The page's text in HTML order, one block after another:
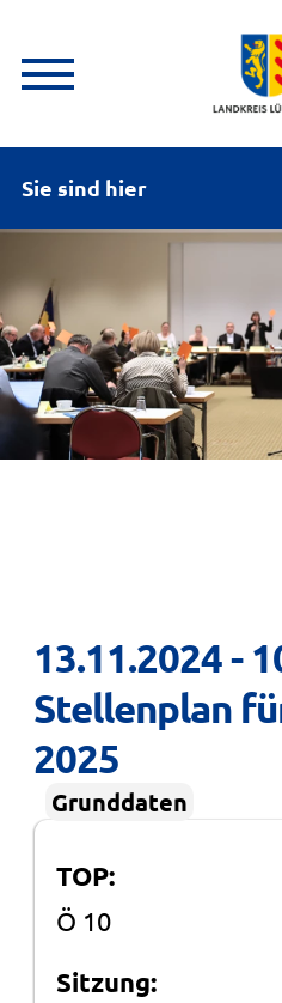
Sie sind hier
13.11.2024 -
Stellenplan
2025
Grunddaten
TOP:
Ö 10
Sitzung: